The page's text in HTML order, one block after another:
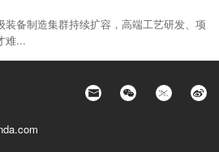
装备制造集群持续扩容，高端工艺研发、项
难...